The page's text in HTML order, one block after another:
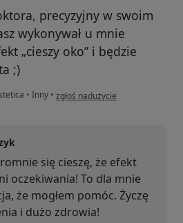
precyzyjny w swoim
wykonywał u mnie
„cieszy oko” i będzie
;)
• Inny • w opinii użytkownika Sylwia
zgłoś nadużycie
się cieszę, że efekt
oczekiwania! To dla mnie
że mogłem pomóc. Życzę
i dużo zdrowia!